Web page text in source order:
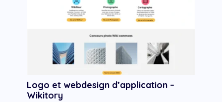
Logo et webdesign d’application –
Wikitory